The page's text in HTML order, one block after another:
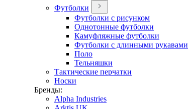
Футболки
Футболки с рисунком
Однотонные футболки
Камуфляжные футболки
Футболки с длинными рукавами
Поло
Тельняшки
Тактические перчатки
Носки
Бренды:
Alpha Industries